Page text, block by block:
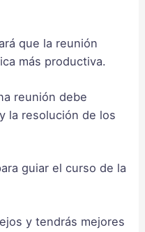
que la reunión
más productiva.
reunión debe
la resolución de los
guiar el curso de la
y tendrás mejores